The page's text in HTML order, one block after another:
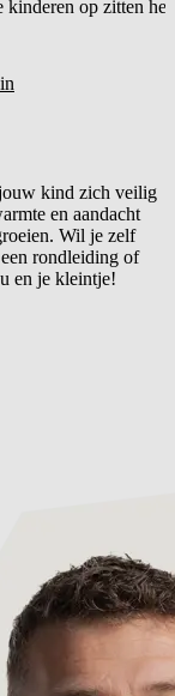
op zitten
kind zich veilig
en aandacht
Wil je zelf
rondleiding of
en je kleintje!